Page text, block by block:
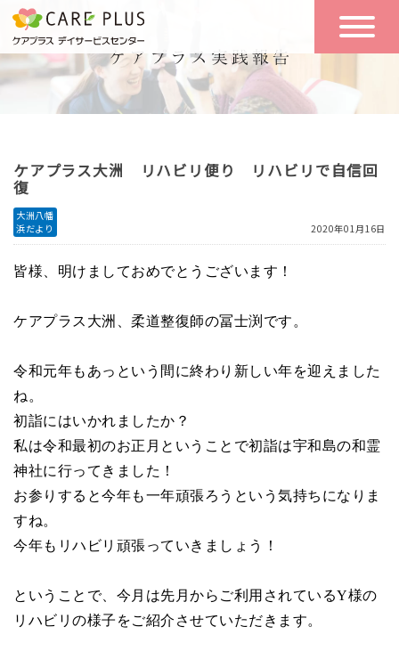
こんな方に
おすすめ
一日の流れ
一日体験
空き状況
お問い合わせ
ケアプラス大洲 リハビリ便り リハビリで自信回
復
大洲八幡
浜だより
2020年01月16日
皆様、明けましておめでとうございます！
ケアプラス大洲、柔道整復師の冨士渕です。
令和元年もあっという間に終わり新しい年を迎えました
ね。
初詣にはいかれましたか？
私は令和最初のお正月ということで初詣は宇和島の和霊
神社に行ってきました！
お参りすると今年も一年頑張ろうという気持ちになりま
すね。
今年もリハビリ頑張っていきましょう！
ということで、今月は先月からご利用されているY様の
リハビリの様子をご紹介させていただきます。